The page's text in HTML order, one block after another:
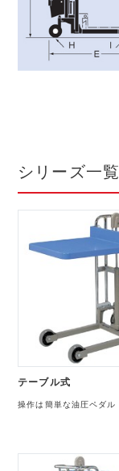
シリーズ一覧
テーブル式
操作は簡単な油圧ペダル